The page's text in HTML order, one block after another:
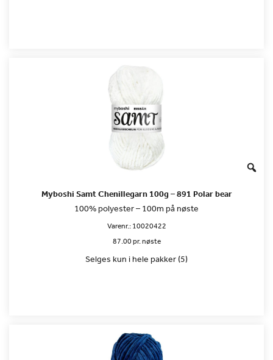
Myboshi Samt Chenillegarn 100g – 891 Polar bear
100% polyester – 100m på nøste
Varenr.:10020422
87.00 pr. nøste
Selges kun i hele pakker (5)